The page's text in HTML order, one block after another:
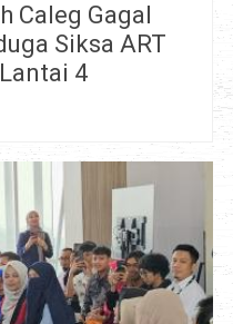
Caleg Gagal
Siksa ART
4